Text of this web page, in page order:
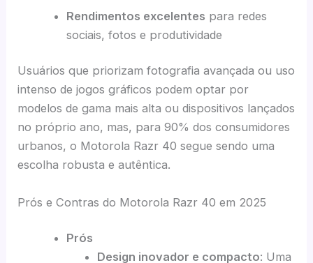
Rendimentos excelentes para redes
sociais, fotos e produtividade
Usuários que priorizam fotografia avançada ou uso
intenso de jogos gráficos podem optar por
modelos de gama mais alta ou dispositivos lançados
no próprio ano, mas, para 90% dos consumidores
urbanos, o Motorola Razr 40 segue sendo uma
escolha robusta e autêntica.
Prós e Contras do Motorola Razr 40 em 2025
Prós
Design inovador e compacto: Uma